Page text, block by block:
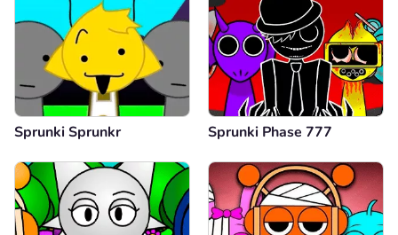
Sprunki Sprunkr Sprunki Phase 777